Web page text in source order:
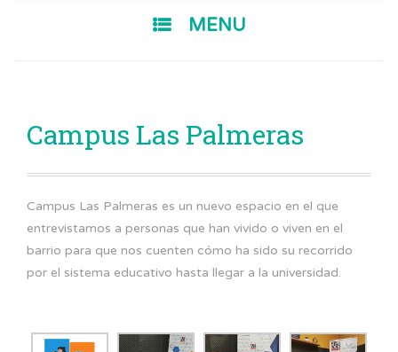
MENU
Campus Las Palmeras
Campus Las Palmeras es un nuevo espacio en el que
entrevistamos a personas que han vivido o viven en el
barrio para que nos cuenten cómo ha sido su recorrido
por el sistema educativo hasta llegar a la universidad.